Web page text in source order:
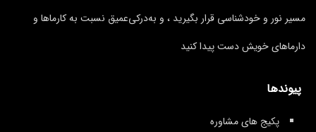
مسیر نور و خودشناسی قرار بگیرید ، و به‌درکی‌عمیق نسبت به کارماها و
دارماهای خویش دست پیدا کنید
پیوندها
پکیج های مشاوره